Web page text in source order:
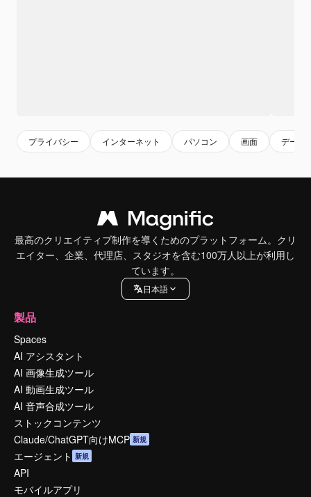
プライバシー インターネット パソコン 画面 データ
最高のクリエイティブ制作を導くためのプラットフォーム。クリ
エイター、企業、代理店、スタジオを含む100万人以上が利用し
ています。
日本語
製品
Spaces
AI アシスタント
AI 画像生成ツール
AI 動画生成ツール
AI 音声合成ツール
ストックコンテンツ
Claude/ChatGPT向けMCP 新規
エージェント 新規
API
モバイルアプリ